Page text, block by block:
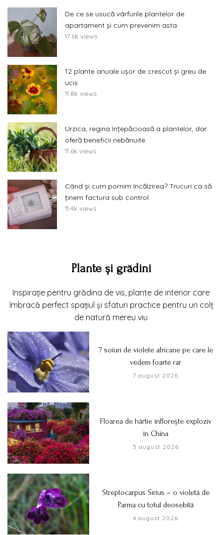
De ce se usucă vârfurile plantelor de
apartament și cum prevenim asta
17.6k views
12 plante anuale ușor de crescut și greu de
ucis
11.8k views
Urzica, regina înțepăcioasă a plantelor, dar
oferă beneficii nebănuite
11.6k views
Când și cum pornim încălzirea? Trucuri ca să
ținem factura sub control
11.4k views
Plante și grădini
Inspirație pentru grădina de vis, plante de interior care
îmbracă perfect spațiul și sfaturi practice pentru un colț
de natură mereu viu
7 soiuri de violete africane pe care le
vedem foarte rar
7 august 2026
Floarea de hârtie înflorește exploziv
în China
5 august 2026
Streptocarpus Sirius – o violetă de
Parma cu totul deosebită
4 august 2026